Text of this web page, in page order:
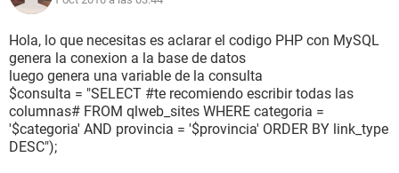
DATOS
<?
$categoria=$_POST[categoria];
$provincia=$_POST[provincia];
include "conecta_bbdd.php";
//Ejecutamos la sentencia SQL
$result=mysql_query("SELECT * FROM qlweb_sites WHERE
(categoria = '$categoria') AND (provincia = '$provincia')
Hola, lo que necesitas es aclarar el codigo PHP con MySQL
genera la conexion a la base de datos
luego genera una variable de la consulta
$consulta = "SELECT #te recomiendo escribir todas las
columnas# FROM qlweb_sites WHERE categoria =
'$categoria' AND provincia = '$provincia' ORDER BY link_type
DESC");